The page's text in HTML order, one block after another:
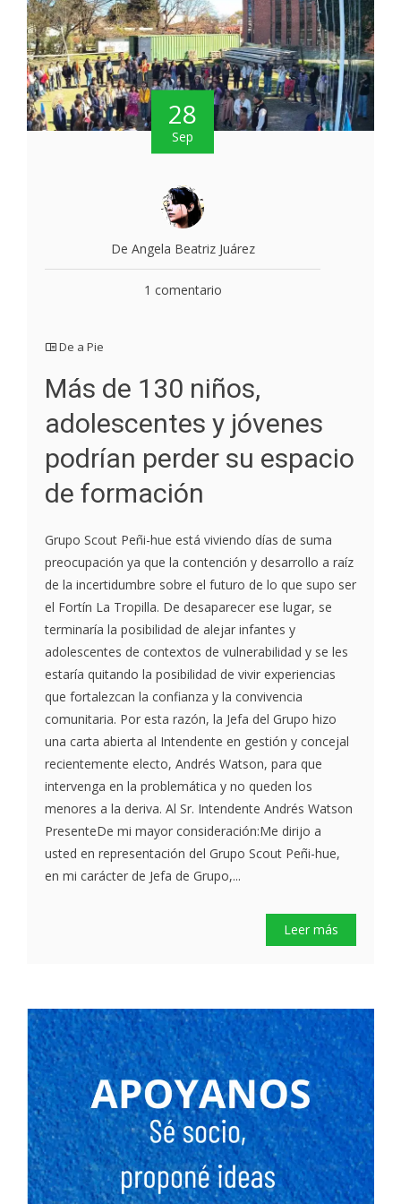
28
Sep
De Angela Beatriz Juárez
1 comentario
De a Pie
Más de 130 niños,
adolescentes y jóvenes
podrían perder su espacio
de formación
Grupo Scout Peñi-hue está viviendo días de suma
preocupación ya que la contención y desarrollo a raíz
de la incertidumbre sobre el futuro de lo que supo ser
el Fortín La Tropilla. De desaparecer ese lugar, se
terminaría la posibilidad de alejar infantes y
adolescentes de contextos de vulnerabilidad y se les
estaría quitando la posibilidad de vivir experiencias
que fortalezcan la confianza y la convivencia
comunitaria. Por esta razón, la Jefa del Grupo hizo
una carta abierta al Intendente en gestión y concejal
recientemente electo, Andrés Watson, para que
intervenga en la problemática y no queden los
menores a la deriva. Al Sr. Intendente Andrés Watson
PresenteDe mi mayor consideración:Me dirijo a
usted en representación del Grupo Scout Peñi-hue,
en mi carácter de Jefa de Grupo,...
Leer más